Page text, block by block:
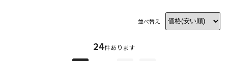
並べ替え
24件あります